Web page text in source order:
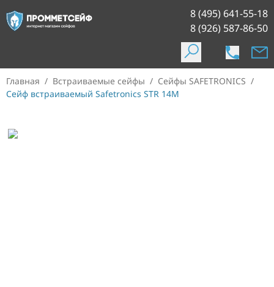
8 (495) 641-55-18
8 (926) 587-86-50
Главная / Встраиваемые сейфы / Сейфы SAFETRONICS /
Сейф встраиваемый Safetronics STR 14M